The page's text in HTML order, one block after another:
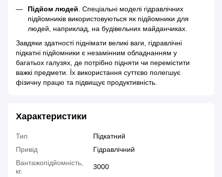
Підйом людей. Спеціальні моделі гідравлічних
підйомників використовуються як підйомники для
людей, наприклад, на будівельних майданчиках.
Завдяки здатності піднімати великі ваги, гідравлічні
підкатні підйомники є незамінним обладнанням у
багатьох галузях, де потрібно підняти чи перемістити
важкі предмети. Їх використання суттєво полегшує
фізичну працю та підвищує продуктивність.
Характеристики
Тип
Підкатний
Привід
Гідравлічний
Вантажопідйомність,
кг.
3000